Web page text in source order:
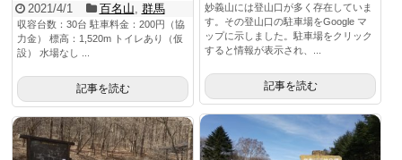
妙義山には登山口が多く存在していま
す。その登山口の駐車場をGoogle マ
ップに示しました。駐車場をクリック
すると情報が表示され、...
記事を読む
2021/4/1 百名山 群馬
収容台数：30台 駐車料金：200円（協
力金） 標高：1,520m トイレあり（仮
設） 水場なし ...
記事を読む